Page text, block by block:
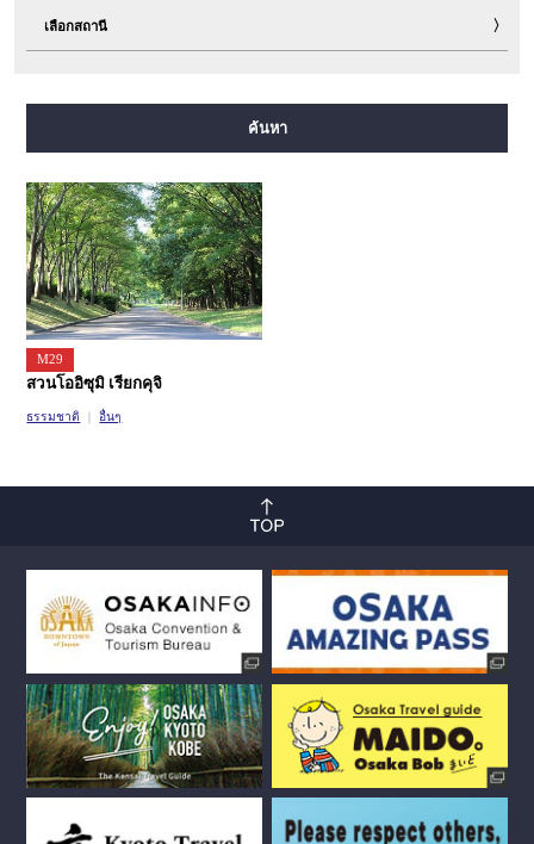
เลือกสถานี
สายอิมาซาโตะซุจิ สายนิวแทรม
ค้นหา
M29
สวนโออิซุมิ เรียกคุจิ
ธรรมชาติ อื่นๆ